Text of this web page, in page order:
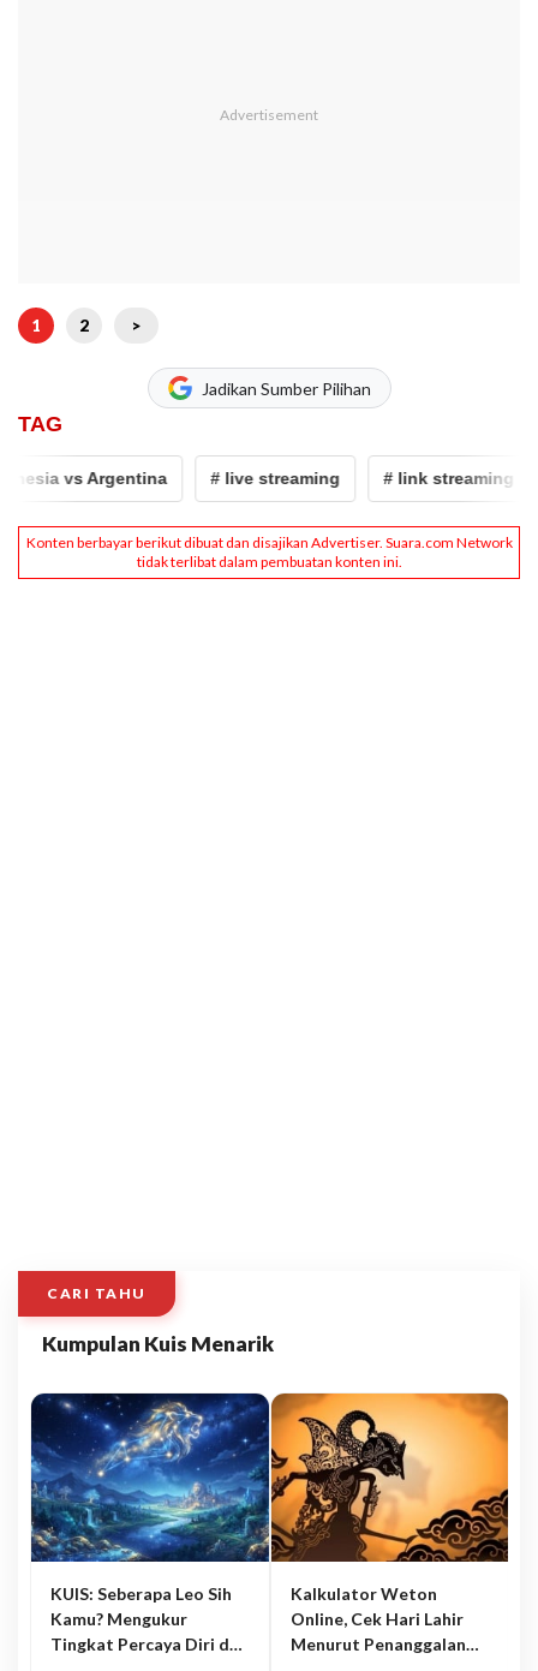
1 2 >
Jadikan Sumber Pilihan
TAG
vs Argentina # live streaming # link streaming
CARI TAHU
Kumpulan Kuis Menarik
KUIS: Seberapa Leo Sih
Kamu? Mengukur
Tingkat Percaya Diri dan
Kalkulator Weton
Online, Cek Hari Lahir
Menurut Penanggalan